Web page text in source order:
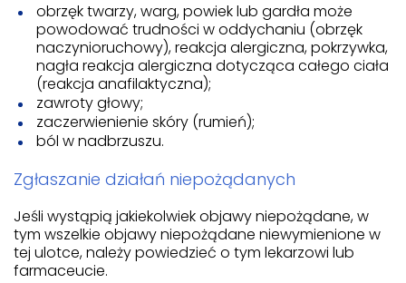
obrzęk twarzy, warg, powiek lub gardła może
powodować trudności w oddychaniu (obrzęk
naczynioruchowy), reakcja alergiczna, pokrzywka,
nagła reakcja alergiczna dotycząca całego ciała
(reakcja anafilaktyczna);
zawroty głowy;
zaczerwienienie skóry (rumień);
ból w nadbrzuszu.
Zgłaszanie działań niepożądanych
Jeśli wystąpią jakiekolwiek objawy niepożądane, w
tym wszelkie objawy niepożądane niewymienione w
tej ulotce, należy powiedzieć o tym lekarzowi lub
farmaceucie.